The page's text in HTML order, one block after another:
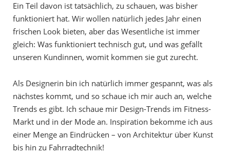
Ein Teil davon ist tatsächlich, zu schauen, was bisher
funktioniert hat. Wir wollen natürlich jedes Jahr einen
frischen Look bieten, aber das Wesentliche ist immer
gleich: Was funktioniert technisch gut, und was gefällt
unseren Kundinnen, womit kommen sie gut zurecht.
Als Designerin bin ich natürlich immer gespannt, was als
nächstes kommt, und so schaue ich mir auch an, welche
Trends es gibt. Ich schaue mir Design-Trends im Fitness-
Markt und in der Mode an. Inspiration bekomme ich aus
einer Menge an Eindrücken – von Architektur über Kunst
bis hin zu Fahrradtechnik!